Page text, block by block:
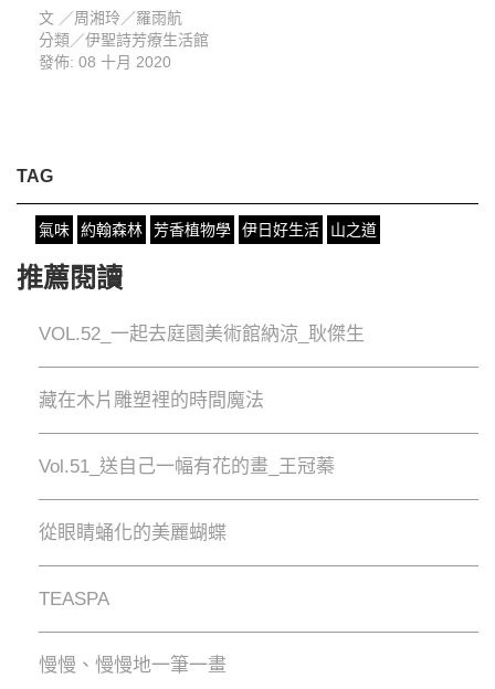
文 ／周湘玲／羅雨航
分類／伊聖詩芳療生活館
發佈: 08 十月 2020
TAG
氣味 約翰森林 芳香植物學 伊日好生活 山之道
推薦閱讀
VOL.52_一起去庭園美術館納涼_耿傑生
藏在木片雕塑裡的時間魔法
Vol.51_送自己一幅有花的畫_王冠蓁
從眼睛蛹化的美麗蝴蝶
TEASPA
慢慢、慢慢地⼀筆⼀畫